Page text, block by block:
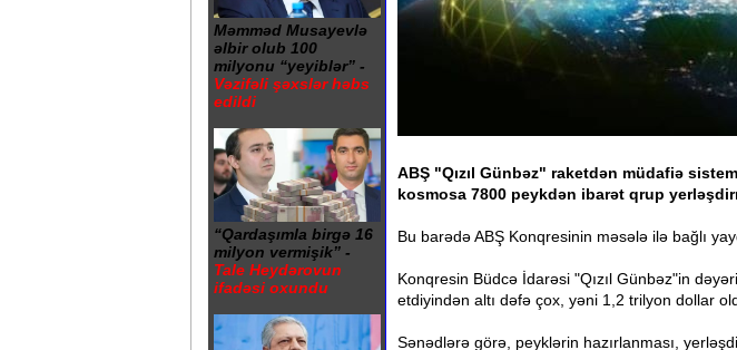
Məmməd Musayevlə
əlbir olub 100
milyonu “yeyiblər” -
Vəzifəli şəxslər həbs
edildi
“Qardaşımla birgə 16
milyon vermişik” -
Tale Heydərovun
ifadəsi oxundu
ABŞ "Qızıl Günbəz" raketdən müdafiə
kosmosa 7800 peykdən ibarət qrup
Bu barədə ABŞ Konqresinin məsələ ilə bağlı
Konqresin Büdcə İdarəsi "Qızıl Günbəz"in
etdiyindən altı dəfə çox, yəni 1,2 trilyon dollar
Sənədlərə görə, peyklərin hazırlanması,